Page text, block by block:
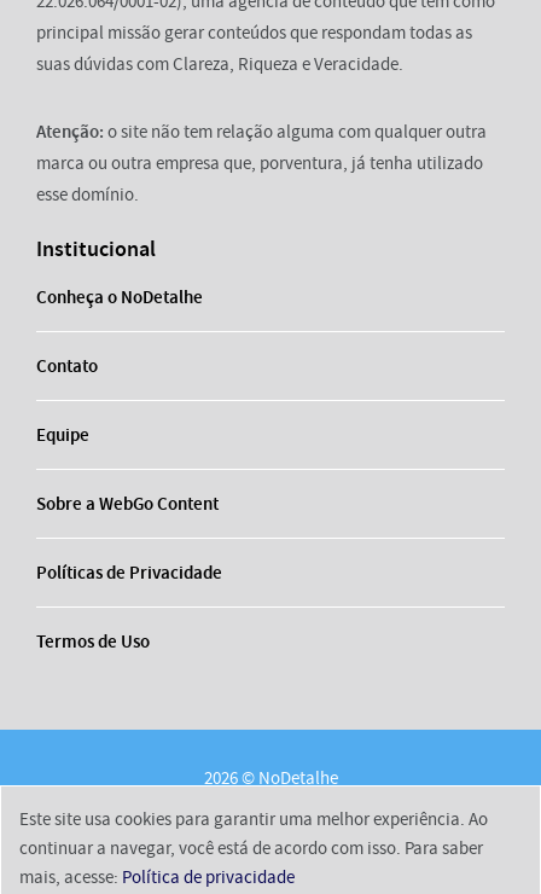
principal missão gerar conteúdos que respondam todas as
suas dúvidas com Clareza, Riqueza e Veracidade.
Atenção: o site não tem relação alguma com qualquer outra
marca ou outra empresa que, porventura, já tenha utilizado
esse domínio.
Institucional
Conheça o NoDetalhe
Contato
Equipe
Sobre a WebGo Content
Políticas de Privacidade
Termos de Uso
2026 © NoDetalhe
Sobre a WebGo Content
Políticas de Privacidade
Este site usa cookies para garantir uma melhor experiência. Ao
continuar a navegar, você está de acordo com isso. Para saber
mais, acesse: Política de privacidade